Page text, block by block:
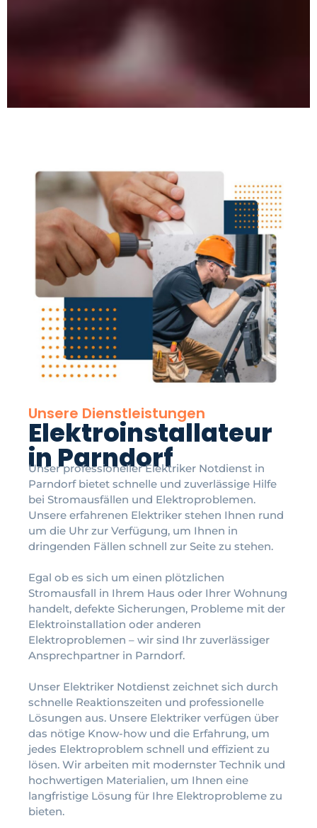
Unsere Dienstleistungen
Elektroinstallateur
in Parndorf
Unser professioneller Elektriker Notdienst in
Parndorf bietet schnelle und zuverlässige Hilfe
bei Stromausfällen und Elektroproblemen.
Unsere erfahrenen Elektriker stehen Ihnen rund
um die Uhr zur Verfügung, um Ihnen in
dringenden Fällen schnell zur Seite zu stehen.
Egal ob es sich um einen plötzlichen
Stromausfall in Ihrem Haus oder Ihrer Wohnung
handelt, defekte Sicherungen, Probleme mit der
Elektroinstallation oder anderen
Elektroproblemen – wir sind Ihr zuverlässiger
Ansprechpartner in Parndorf.
Unser Elektriker Notdienst zeichnet sich durch
schnelle Reaktionszeiten und professionelle
Lösungen aus. Unsere Elektriker verfügen über
das nötige Know-how und die Erfahrung, um
jedes Elektroproblem schnell und effizient zu
lösen. Wir arbeiten mit modernster Technik und
hochwertigen Materialien, um Ihnen eine
langfristige Lösung für Ihre Elektroprobleme zu
bieten.